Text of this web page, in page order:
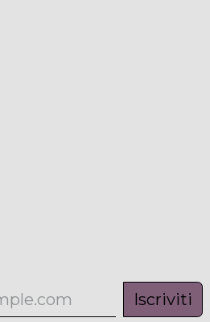
Iscriviti